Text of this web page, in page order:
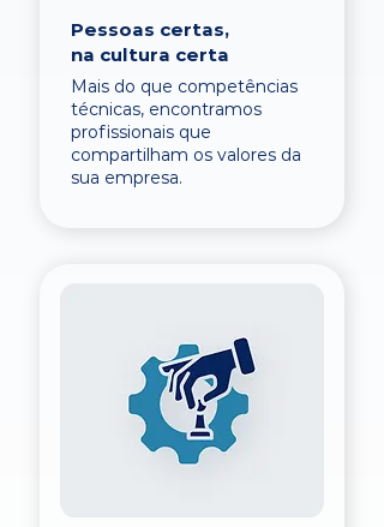
Pessoas certas,
na cultura certa
Mais do que competências
técnicas, encontramos
profissionais que
compartilham os valores da
sua empresa.